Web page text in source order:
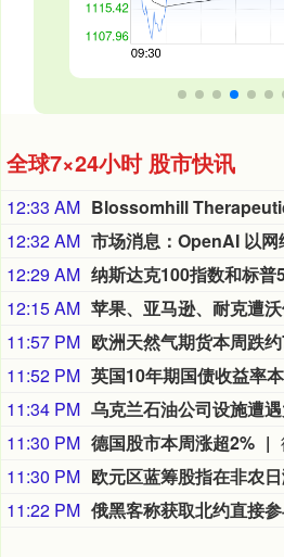
全球7×24小时 股市快讯
12:33 AM
12:32 AM
12:29 AM 纳斯达克100指数和标普
12:15 AM
11:57 PM 欧洲天然气期货本周跌
11:52 PM 英国10年期国债收益率
11:34 PM 乌克兰石油公司设施遭
11:30 PM 德国股市本周涨超2%
11:30 PM 欧元区蓝筹股指在非农
11:22 PM 俄黑客称获取北约直接